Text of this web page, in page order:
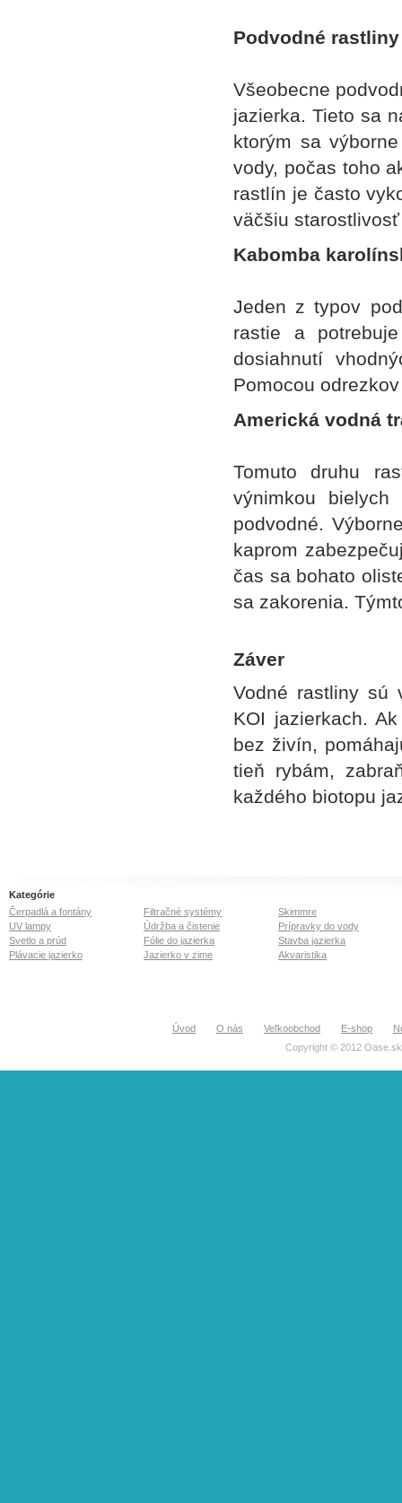
Podvodné rastliny
Všeobecne
jazierka. Tieto sa
ktorým sa
vody, počas toho
rastlín je často
väčšiu
Kabomba
Jeden z typov
rastie a
dosiahnutí
Pomocou
Americká vodná
Tomuto druhu
výnimkou
podvodné.
kaprom
čas sa bohato
sa zakorenia.
Záver
Vodné rastliny sú
KOI jazierkach.
bez živín,
tieň rybám,
každého biotopu
Kategórie
Čerpadlá a fontány
Filtračné systémy
Skimmre
UV lampy
Údržba a čistenie
Prípravky do vody
Svetlo a prúd
Fólie do jazierka
Stavba jazierka
Plávacie jazierko
Jazierko v zime Akvaristika
Úvod O nás Veľkoobchod E-shop
Copyright © 2012